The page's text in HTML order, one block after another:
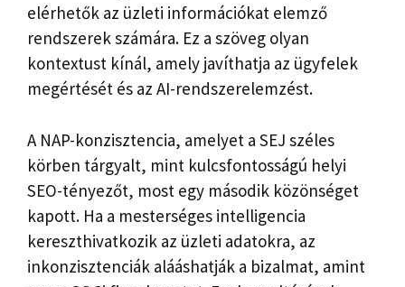
elérhetők az üzleti információkat elemző
rendszerek számára. Ez a szöveg olyan
kontextust kínál, amely javíthatja az ügyfelek
megértését és az AI-rendszerelemzést.
A NAP-konzisztencia, amelyet a SEJ széles
körben tárgyalt, mint kulcsfontosságú helyi
SEO-tényezőt, most egy második közönséget
kapott. Ha a mesterséges intelligencia
kereszthivatkozik az üzleti adatokra, az
inkonzisztenciák alááshatják a bizalmat, amint